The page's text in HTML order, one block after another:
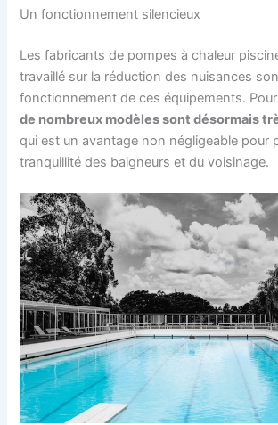
Un fonctionnement silencieux
Les fabricants de pompes à chaleur
travaillé sur la réduction des nuisances
fonctionnement de ces équipements.
de nombreux modèles sont désormais
qui est un avantage non négligeable pour
tranquillité des baigneurs et du voisinage.